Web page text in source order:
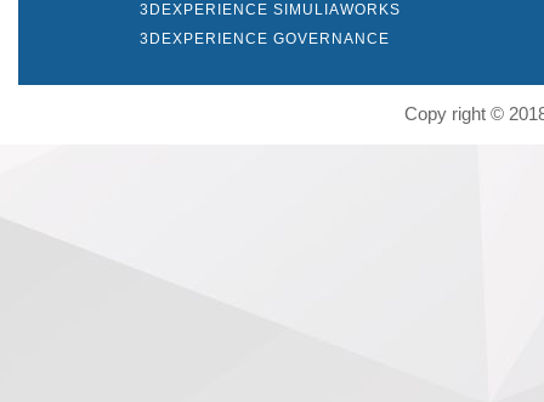
3DEXPERIENCE SIMULIAWORKS
3DEXPERIENCE GOVERNANCE
Copy right ©